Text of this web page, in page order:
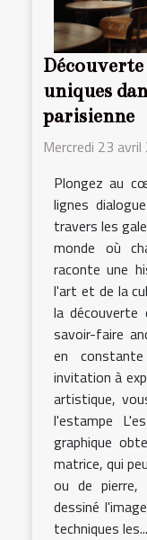
Découverte
uniques
parisienne
Mercredi 23
Plongez au
lignes
travers les
monde où
raconte une
l'art et de la
la
savoir-faire
en
invitation à
artistique,
l'estampe
graphique
matrice, qui
ou de
dessiné
techniques les...